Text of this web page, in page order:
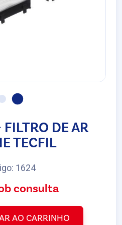
DE AR
TECFIL
1624
consulta
AO CARRINHO